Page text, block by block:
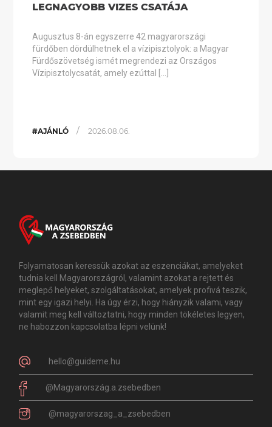
LEGNAGYOBB VIZES CSATÁJA
Augusztus 8-án egyszerre 42 magyarországi
fürdőben dördülhetnek el a vízipisztolyok: a Magyar
Fürdőszövetség ismét megrendezi az Országos
Vízipisztolycsatát, amely ezúttal […]
#AJÁNLÓ / 2026.08.06.
Folyamatosan keressük azokat az eszenciákat, amelyeket
tudnia kell Magyarországról, valamint azokat a rejtett és
meglepő helyeket, szolgáltatásokat, amelyek profivá teszik,
mint egy igazi helyi. Ha úgy érzi, hogy hiányzik valami, vagy
valamit meg kell változtatni, hogy minden tökéletes legyen,
ne habozzon kapcsolatba lépni velünk!
hello@guideme.hu
@Magyarország.a.zsebedben
@magyarorszag_a_zsebedben